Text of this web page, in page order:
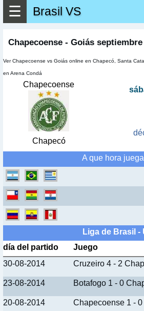
☰ Brasil VS
Chapecoense - Goiás septiembre
Ver Chapecoense vs Goiás online en Chapecó, Santa
en Arena Condá
Chapecoense
Chapecó
A que hora
Liga de Brasil
día del partido
Juego
30-08-2014
Cruzeiro 4 - 2
23-08-2014 Botafogo 1 - 0
20-08-2014 Chapecoense 1 -